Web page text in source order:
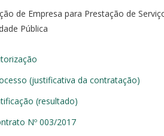
de Empresa para Prestação de
Pública
(justificativa da contratação)
(resultado)
Nº 003/2017